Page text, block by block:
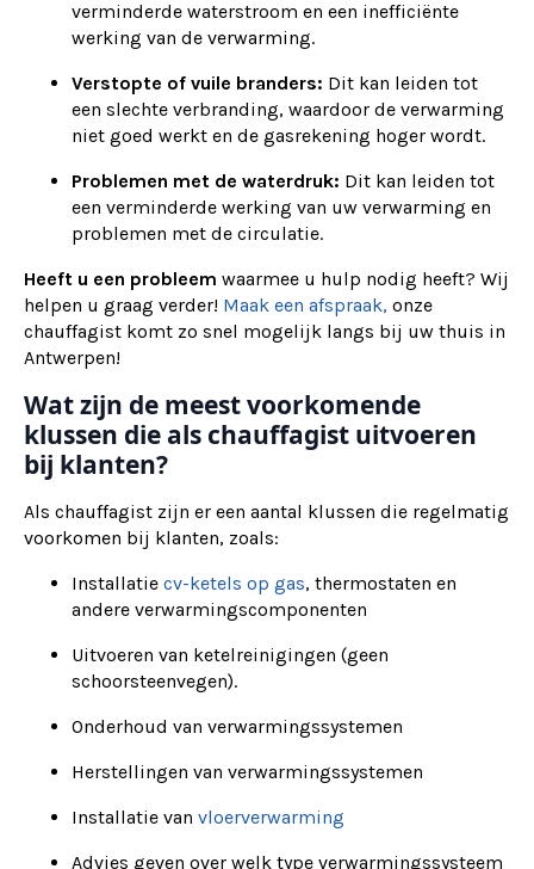
verminderde waterstroom en een inefficiënte
werking van de verwarming.
Verstopte of vuile branders: Dit kan leiden tot
een slechte verbranding, waardoor de verwarming
niet goed werkt en de gasrekening hoger wordt.
Problemen met de waterdruk: Dit kan leiden tot
een verminderde werking van uw verwarming en
problemen met de circulatie.
Heeft u een probleem waarmee u hulp nodig heeft? Wij
helpen u graag verder! Maak een afspraak, onze
chauffagist komt zo snel mogelijk langs bij uw thuis in
Antwerpen!
Wat zijn de meest voorkomende
klussen die als chauffagist uitvoeren
bij klanten?
Als chauffagist zijn er een aantal klussen die regelmatig
voorkomen bij klanten, zoals:
Installatie cv-ketels op gas, thermostaten en
andere verwarmingscomponenten
Uitvoeren van ketelreinigingen (geen
schoorsteenvegen).
Onderhoud van verwarmingssystemen
Herstellingen van verwarmingssystemen
Installatie van vloerverwarming
Advies geven over welk type verwarmingssysteem